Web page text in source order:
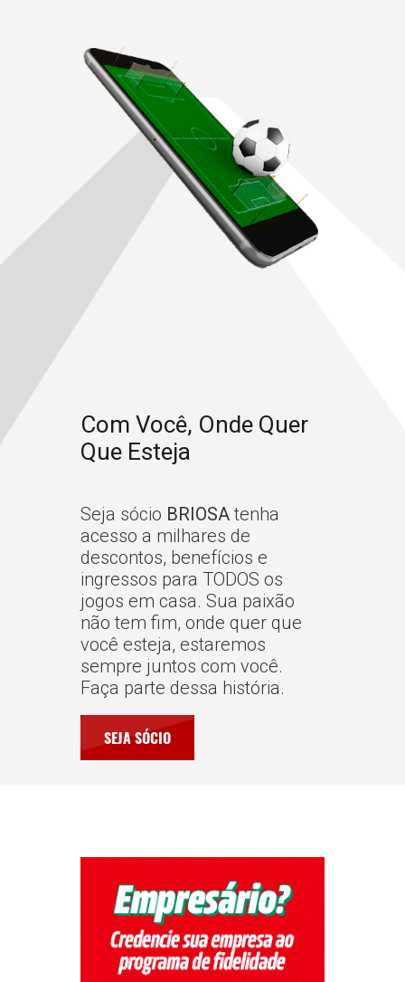
Com Você, Onde Quer
Que Esteja
Seja sócio BRIOSA tenha
acesso a milhares de
descontos, benefícios e
ingressos para TODOS os
jogos em casa. Sua paixão
não tem fim, onde quer que
você esteja, estaremos
sempre juntos com você.
Faça parte dessa história.
SEJA SÓCIO
Quero ser Parceiro